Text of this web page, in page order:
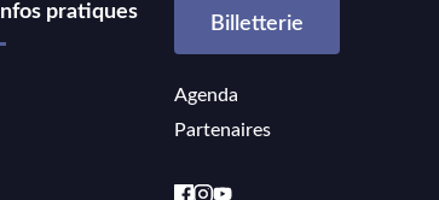
Infos pratiques
Billetterie
Agenda
Partenaires